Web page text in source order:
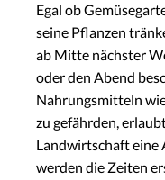
Egal ob
seine Pflanzen
ab Mitte nächster
oder den Abend
Nahrungsmitteln
zu gefährden,
Landwirtschaft eine
werden die Zeiten